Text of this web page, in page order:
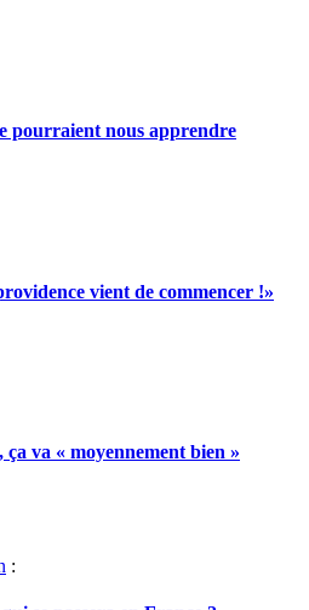
pourraient nous apprendre
vient de commencer !»
ça va « moyennement bien »
: